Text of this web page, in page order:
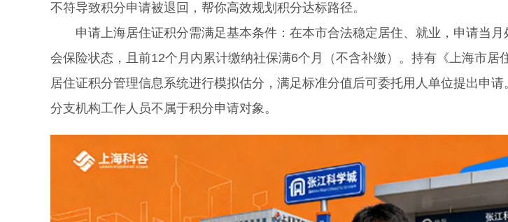
不符导致积分申请被退回，帮你高效规划积分达标路径。
申请上海居住证积分需满足基本条件：在本市合法稳定居住、就业，申请当月
会保险状态，且前12个月内累计缴纳社保满6个月（不含补缴）。持有《上海市居
居住证积分管理信息系统进行模拟估分，满足标准分值后可委托用人单位提出申
分支机构工作人员不属于积分申请对象。